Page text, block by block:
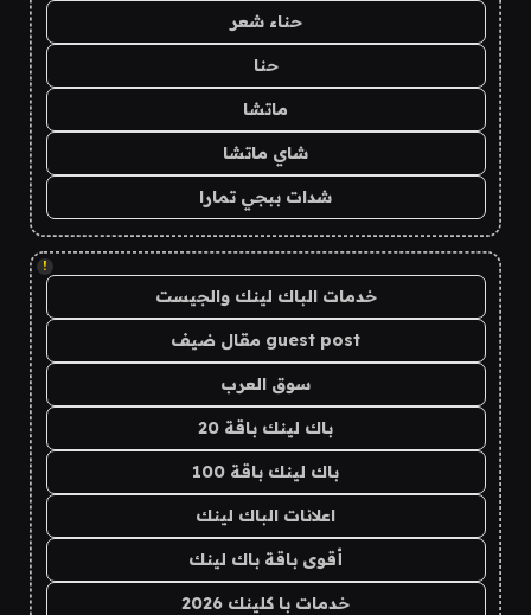
حناء شعر
حنا
ماتشا
شاي ماتشا
شدات ببجي تمارا
!
خدمات الباك لينك والجيست
guest post مقال ضيف
سوق العرب
باك لينك باقة 20
باك لينك باقة 100
اعلانات الباك لينك
أقوى باقة باك لينك
خدمات با كلينك 2026